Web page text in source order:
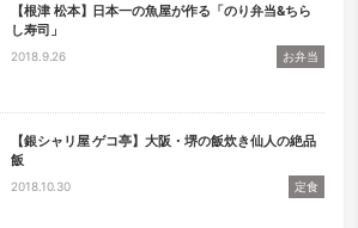
【根津 松本】日本一の魚屋が作る「のり弁当&ちら
し寿司」
2018.9.26 お弁当
【銀シャリ屋 ゲコ亭】大阪・堺の飯炊き仙人の絶品
飯
2018.10.30 定食